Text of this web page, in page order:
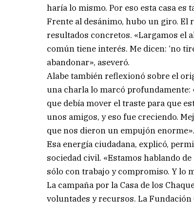
haría lo mismo. Por eso esta casa es
Frente al desánimo, hubo un giro. El
resultados concretos. «Largamos el
común tiene interés. Me dicen: ‘no
abandonar», aseveró.
Alabe también reflexionó sobre el
una charla lo marcó profundamente:
que debía mover el traste para que
unos amigos, y eso fue creciendo.
que nos dieron un empujón enorme».
Esa energía ciudadana, explicó,
sociedad civil. «Estamos hablando
sólo con trabajo y compromiso. Y lo
La campaña por la Casa de los
voluntades y recursos. La